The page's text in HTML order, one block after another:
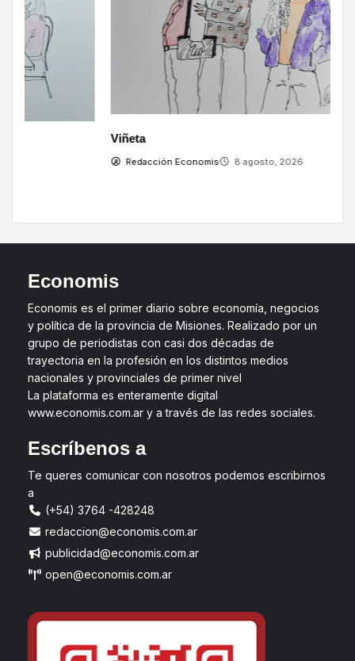
Redacción Economis 8 agosto, 2026
Economis
Economis es el primer diario sobre economía, negocios
y política de la provincia de Misiones. Realizado por un
grupo de periodistas con casi dos décadas de
trayectoria en la profesión en los distintos medios
nacionales y provinciales de primer nivel
La plataforma es enteramente digital
www.economis.com.ar y a través de las redes sociales.
Escríbenos a
Te queres comunicar con nosotros podemos escribirnos
a
(+54) 3764 -428248
redaccion@economis.com.ar
publicidad@economis.com.ar
open@economis.com.ar